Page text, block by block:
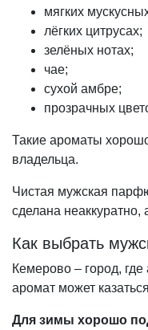
мягких
лёгких цитрусах;
зелёных нотах;
чае;
сухой амбре;
прозрачных
Такие ароматы
владельца.
Чистая мужская
сделана
Как выбрать
Кемерово – город,
аромат может
Для зимы хорошо